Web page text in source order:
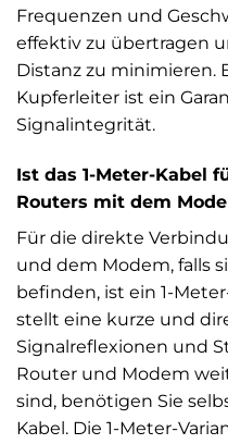
Frequenzen und
effektiv zu übertragen
Distanz zu minimieren.
Kupferleiter ist ein
Signalintegrität.
Ist das 1-Meter-Kabel
Routers mit dem
Für die direkte
und dem Modem, falls
befinden, ist ein 1-
stellt eine kurze und
Signalreflexionen und
Router und Modem
sind, benötigen Sie
Kabel. Die 1-Meter-